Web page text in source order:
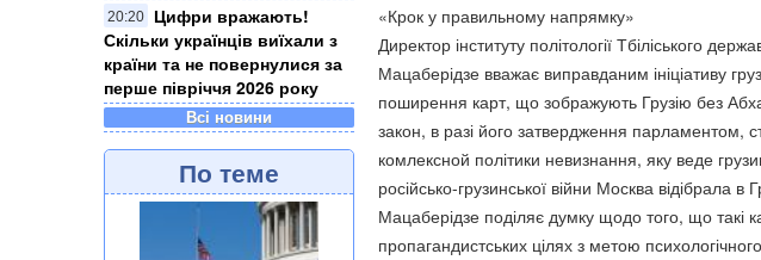
20:20
Цифри вражають!
Скільки українців виїхали з
країни та не повернулися за
перше півріччя 2026 року
Всі новини
По теме
«Крок у правильному напрямку»
Директор інституту політології Тбіліського
Мацаберідзе вважає виправданим ініціативу
поширення карт, що зображують Грузію без
закон, в разі його затвердження
комлексной політики невизнання, яку веде
російсько-грузинської війни Москва відібрала в
Мацаберідзе поділяє думку щодо того, що такі
пропагандистських цілях з метою